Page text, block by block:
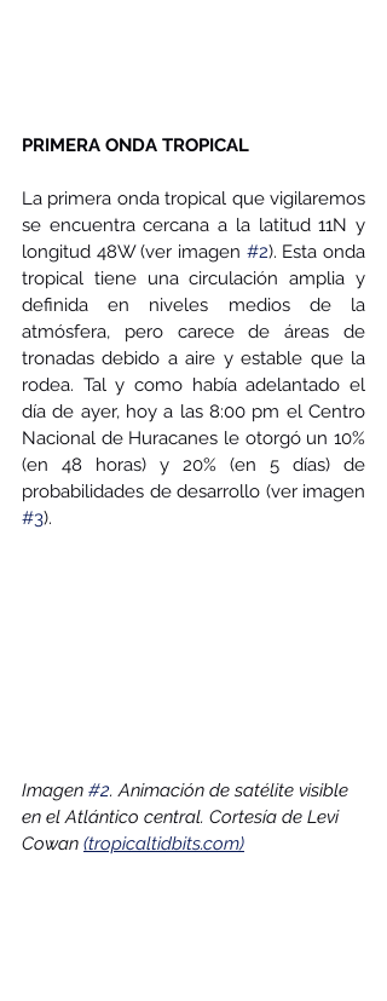
PRIMERA ONDA TROPICAL
La primera onda tropical que vigilaremos
se encuentra cercana a la latitud 11N y
longitud 48W (ver imagen #2). Esta onda
tropical tiene una circulación amplia y
definida en niveles medios de la
atmósfera, pero carece de áreas de
tronadas debido a aire y estable que la
rodea. Tal y como había adelantado el
día de ayer, hoy a las 8:00 pm el Centro
Nacional de Huracanes le otorgó un 10%
(en 48 horas) y 20% (en 5 días) de
#3).
Imagen #2. Animación de satélite visible
en el Atlántico central. Cortesía de Levi
Cowan (tropicaltidbits.com)